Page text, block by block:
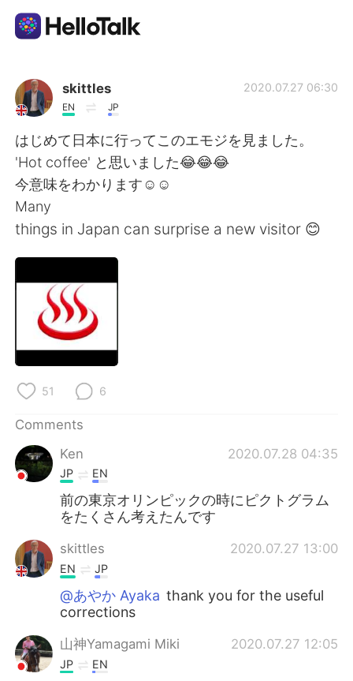
Language Exchange App
AI Grammar Checker
English
简体中文 繁體中文
Español
Français
Русский
Türkçe
Português
skittles
EN JP
2020.07.27 06:30
はじめて日本に行ってこのエモジを見ました。
'Hot coffee' と思いました😂😂😂
今意味をわかります☺☺
Many
things in Japan can surprise a new visitor 😊
51 6
Comments
Ken
2020.07.28 04:35
JP EN
前の東京オリンピックの時にピクトグラム
をたくさん考えたんです
skittles 2020.07.27 13:00
EN JP
@あやか Ayaka thank you for the useful
corrections
山神Yamagami Miki 2020.07.27 12:05
JP EN